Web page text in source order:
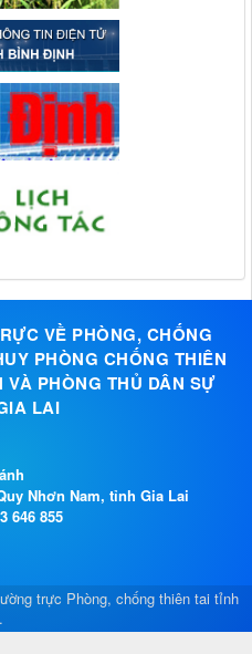
VỀ PHÒNG, CHỐNG
PHÒNG CHỐNG THIÊN
PHÒNG THỦ DÂN SỰ
LAI
Nhơn Nam, tỉnh Gia Lai
646 855
trực Phòng, chống thiên tai tỉnh
.